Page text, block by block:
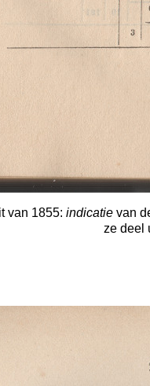
van 1855: indicatievan
ze deel